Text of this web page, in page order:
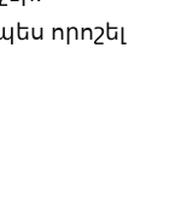
որոշել